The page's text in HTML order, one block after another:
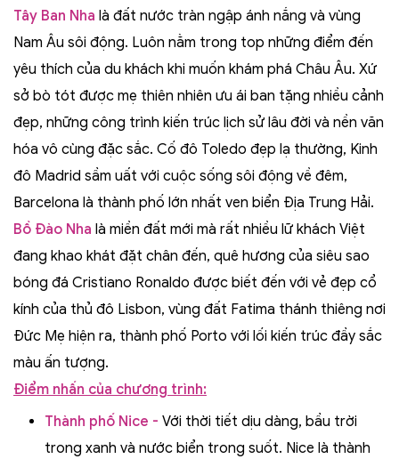
Tây Ban Nha là đất nước tràn ngập ánh nắng và vùng
Nam Âu sôi động. Luôn nằm trong top những điểm đến
yêu thích của du khách khi muốn khám phá Châu Âu. Xứ
sở bò tót được mẹ thiên nhiên ưu ái ban tặng nhiều cảnh
đẹp, những công trình kiến trúc lịch sử lâu đời và nền văn
hóa vô cùng đặc sắc. Cố đô Toledo đẹp lạ thường, Kinh
đô Madrid sầm uất với cuộc sống sôi động về đêm,
Barcelona là thành phố lớn nhất ven biển Địa Trung Hải.
Bồ Đào Nha là miền đất mới mà rất nhiều lữ khách Việt
đang khao khát đặt chân đến, quê hương của siêu sao
bóng đá Cristiano Ronaldo được biết đến với vẻ đẹp cổ
kính của thủ đô Lisbon, vùng đất Fatima thánh thiêng nơi
Đức Mẹ hiện ra, thành phố Porto với lối kiến trúc đầy sắc
màu ấn tượng.
Điểm nhấn của chương trình:
Thành phố Nice - Với thời tiết dịu dàng, bầu trời
trong xanh và nước biển trong suốt. Nice là thành